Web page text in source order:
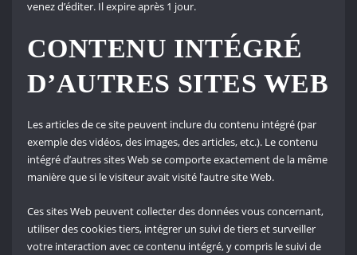
venez d’éditer. Il expire après 1 jour.
CONTENU INTÉGRÉ
D’AUTRES SITES WEB
Les articles de ce site peuvent inclure du contenu intégré (par
exemple des vidéos, des images, des articles, etc.). Le contenu
intégré d’autres sites Web se comporte exactement de la même
manière que si le visiteur avait visité l’autre site Web.
Ces sites Web peuvent collecter des données vous concernant,
utiliser des cookies tiers, intégrer un suivi de tiers et surveiller
votre interaction avec ce contenu intégré, y compris le suivi de